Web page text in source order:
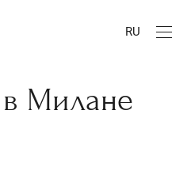
RU
Милане